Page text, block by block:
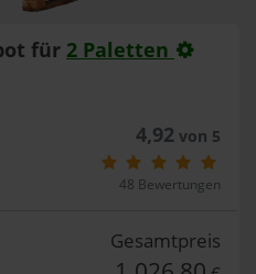
für 2 Paletten
4,92von 5
48 Bewertungen
Gesamtpreis